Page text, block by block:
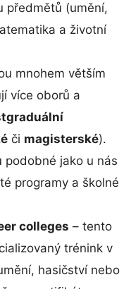
předmětů (umění,
a životní
mnohem větším
více oborů a
či magisterské).
podobné jako u nás
programy a školné
colleges – tento
trénink v
hasičství nebo